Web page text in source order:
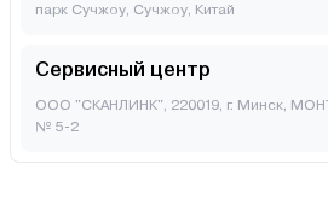
парк Сучжоу, Сучжоу, Китай
Сервисный центр
ООО "СКАНЛИНК", 220019, г. Минск,
№ 5-2